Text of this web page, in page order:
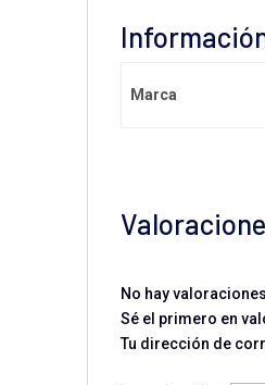
Marca
No hay
Sé el primero en
Tu dirección de